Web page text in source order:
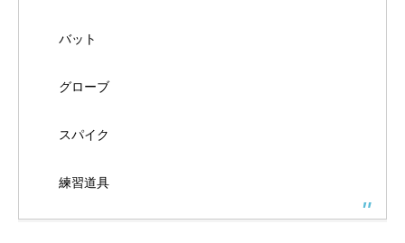
バット
グローブ
スパイク
練習道具